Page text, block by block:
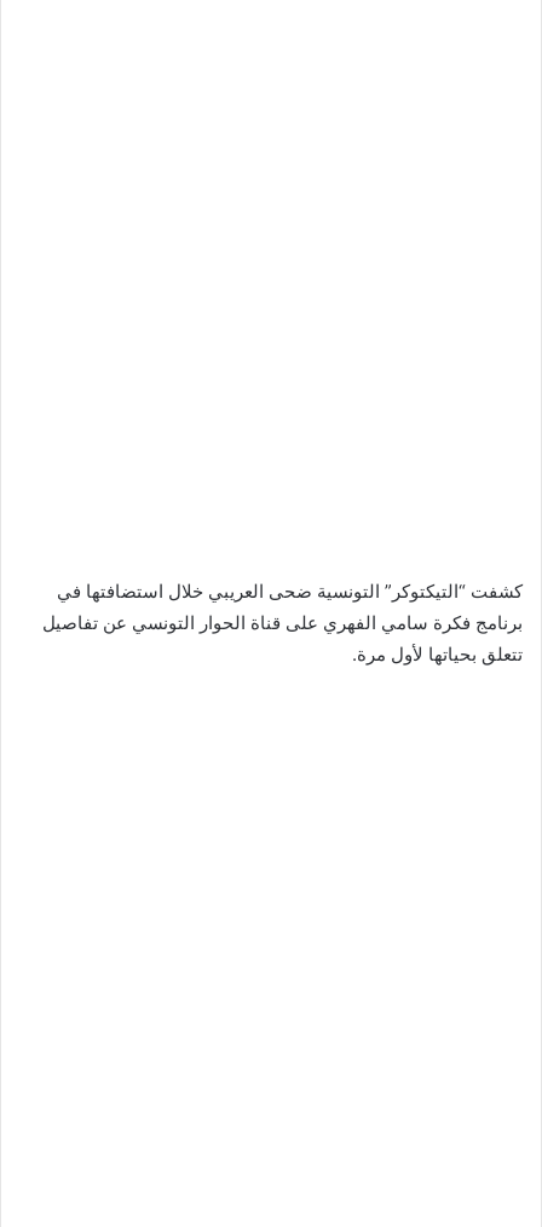
كشفت “التيكتوكر” التونسية ضحى العريبي خلال استضافتها في
برنامج فكرة سامي الفهري على قناة الحوار التونسي عن تفاصيل
تتعلق بحياتها لأول مرة.